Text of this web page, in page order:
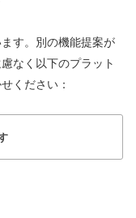
す。別の機能提案が
なく以下のプラット
ください：